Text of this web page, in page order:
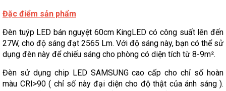
Đặc điểm sản phẩm
Đèn tuýp LED bán nguyệt 60cm KingLED có công suất lên đến
27W, cho độ sáng đạt 2565 Lm. Với độ sáng này, bạn có thể sử
dụng đèn này để chiếu sáng cho phòng có diện tích từ 8-9m².
Đèn sử dụng chip LED SAMSUNG cao cấp cho chỉ số hoàn
màu CRI>90 ( chỉ số này đại diện cho độ thật của ánh sáng ).